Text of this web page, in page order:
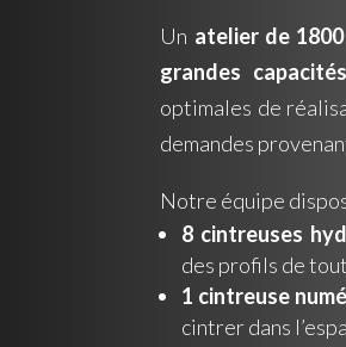
Un atelier de 1800
grandes
optimales de
demandes
Notre équipe
8 cintreuses
des profils de
1 cintreuse
cintrer dans